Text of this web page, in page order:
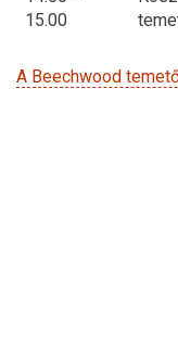
15.00
A Beechwood